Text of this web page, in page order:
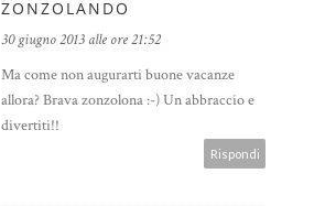
ZONZOLANDO
30 giugno 2013 alle ore 21:52
Ma come non augurarti buone vacanze
allora? Brava zonzolona :-) Un abbraccio e
divertiti!!
Rispondi